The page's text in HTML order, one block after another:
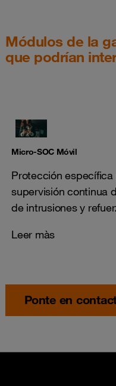
Módulos de la
que podrían
Micro-SOC Móvil
Protección
supervisión continua
de intrusiones y
Leer màs
Ponte en